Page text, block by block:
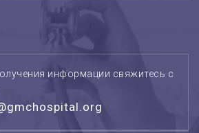
информации свяжитесь с